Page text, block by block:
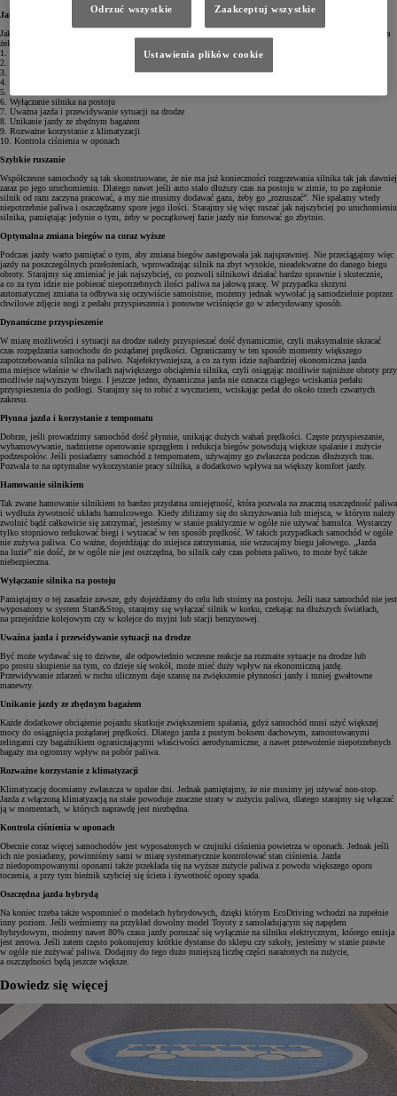
Jak oszczędniej jeździć samochodem?
Jak zatem nauczyć się EcoDrivingu i co trzeba robić, żeby ograniczyć zużycie paliwa? Poniżej podajemy kilka
żelaznych zasad, dzięki którym jazda samochodem na pewno stanie się dużo oszczędniejsza.
1. Szybkie ruszanie
2. Optymalna zmiana biegów na coraz wyższe
3. Dynamiczne przyspieszanie
4. Płynna jazda i korzystanie z tempomatu
5. Hamowanie silnikiem
6. Wyłączanie silnika na postoju
7. Uważna jazda i przewidywanie sytuacji na drodze
8. Unikanie jazdy ze zbędnym bagażem
9. Rozważne korzystanie z klimatyzacji
10. Kontrola ciśnienia w oponach
Szybkie ruszanie
Współczesne samochody są tak skonstruowane, że nie ma już konieczności rozgrzewania silnika tak jak dawniej
zaraz po jego uruchomieniu. Dlatego nawet jeśli auto stało dłuższy czas na postoju w zimie, to po zapłonie
silnik od razu zaczyna pracować, a my nie musimy dodawać gazu, żeby go „rozruszać”. Nie spalamy wtedy
niepotrzebnie paliwa i oszczędzamy spore jego ilości. Starajmy się więc ruszać jak najszybciej po uruchomieniu
silnika, pamiętając jedynie o tym, żeby w początkowej fazie jazdy nie forsować go zbytnio.
Optymalna zmiana biegów na coraz wyższe
Podczas jazdy warto pamiętać o tym, aby zmiana biegów następowała jak najsprawniej. Nie przeciągajmy więc
jazdy na poszczególnych przełożeniach, wprowadzając silnik na zbyt wysokie, nieadekwatne do danego biegu
obroty. Starajmy się zmieniać je jak najszybciej, co pozwoli silnikowi działać bardzo sprawnie i skutecznie,
a co za tym idzie nie pobierać niepotrzebnych ilości paliwa na jałową pracę. W przypadku skrzyni
automatycznej zmiana ta odbywa się oczywiście samoistnie, możemy jednak wywołać ją samodzielnie poprzez
chwilowe zdjęcie nogi z pedału przyspieszenia i ponowne wciśnięcie go w zdecydowany sposób.
Dynamiczne przyspieszenie
W miarę możliwości i sytuacji na drodze należy przyspieszać dość dynamicznie, czyli maksymalnie skracać
czas rozpędzania samochodu do pożądanej prędkości. Ograniczamy w ten sposób momenty większego
zapotrzebowania silnika na paliwo. Najefektywniejsza, a co za tym idzie najbardziej ekonomiczna jazda
ma miejsce właśnie w chwilach największego obciążenia silnika, czyli osiągając możliwie najniższe obroty przy
możliwie najwyższym biegu. I jeszcze jedno, dynamiczna jazda nie oznacza ciągłego wciskania pedału
przyspieszenia do podłogi. Starajmy się to robić z wyczuciem, wciskając pedał do około trzech czwartych
zakresu.
Płynna jazda i korzystanie z tempomatu
Dobrze, jeśli prowadzimy samochód dość płynnie, unikając dużych wahań prędkości. Częste przyspieszanie,
wyhamowywanie, nadmierne operowanie sprzęgłem i redukcja biegów powodują większe spalanie i zużycie
podzespołów. Jeśli posiadamy samochód z tempomatem, używajmy go zwłaszcza podczas dłuższych tras.
Pozwala to na optymalne wykorzystanie pracy silnika, a dodatkowo wpływa na większy komfort jazdy.
Hamowanie silnikiem
Tak zwane hamowanie silnikiem to bardzo przydatna umiejętność, która pozwala na znaczną oszczędność paliwa
i wydłuża żywotność układu hamulcowego. Kiedy zbliżamy się do skrzyżowania lub miejsca, w którym należy
zwolnić bądź całkowicie się zatrzymać, jesteśmy w stanie praktycznie w ogóle nie używać hamulca. Wystarczy
tylko stopniowo redukować biegi i wytracać w ten sposób prędkość. W takich przypadkach samochód w ogóle
nie zużywa paliwa. Co ważne, dojeżdżając do miejsca zatrzymania, nie wrzucajmy biegu jałowego. „Jazda
na luzie” nie dość, że w ogóle nie jest oszczędna, bo silnik cały czas pobiera paliwo, to może być także
niebezpieczna.
Wyłączanie silnika na postoju
Pamiętajmy o tej zasadzie zawsze, gdy dojeżdżamy do celu lub stoimy na postoju. Jeśli nasz samochód nie jest
wyposażony w system Start&Stop, starajmy się wyłączać silnik w korku, czekając na dłuższych światłach,
na przejeździe kolejowym czy w kolejce do myjni lub stacji benzynowej.
Uważna jazda i przewidywanie sytuacji na drodze
Być może wydawać się to dziwne, ale odpowiednio wczesne reakcje na rozmaite sytuacje na drodze lub
po prostu skupienie na tym, co dzieje się wokół, może mieć duży wpływ na ekonomiczną jazdę.
Przewidywanie zdarzeń w ruchu ulicznym daje szansę na zwiększenie płynności jazdy i mniej gwałtowne
manewry.
Unikanie jazdy ze zbędnym bagażem
Każde dodatkowe obciążenie pojazdu skutkuje zwiększeniem spalania, gdyż samochód musi użyć większej
mocy do osiągnięcia pożądanej prędkości. Dlatego jazda z pustym boksem dachowym, zamontowanymi
relingami czy bagażnikiem ograniczającymi właściwości aerodynamiczne, a nawet przewożenie niepotrzebnych
bagaży ma ogromny wpływ na pobór paliwa.
Rozważne korzystanie z klimatyzacji
Klimatyzację doceniamy zwłaszcza w upalne dni. Jednak pamiętajmy, że nie musimy jej używać non-stop.
Jazda z włączoną klimatyzacją na stałe powoduje znaczne straty w zużyciu paliwa, dlatego starajmy się włączać
ją w momentach, w których naprawdę jest niezbędna.
Kontrola ciśnienia w oponach
Obecnie coraz więcej samochodów jest wyposażonych w czujniki ciśnienia powietrza w oponach. Jednak jeśli
ich nie posiadamy, powinniśmy sami w miarę systematycznie kontrolować stan ciśnienia. Jazda
z niedopompowanymi oponami także przekłada się na wyższe zużycie paliwa z powodu większego oporu
toczenia, a przy tym bieżnik szybciej się ściera i żywotność opony spada.
Oszczędna jazda hybrydą
Na koniec trzeba także wspomnieć o modelach hybrydowych, dzięki którym EcoDriving wchodzi na zupełnie
inny poziom. Jeśli weźmiemy na przykład dowolny model Toyoty z samoładującym się napędem
hybrydowym, możemy nawet 80% czasu jazdy poruszać się wyłącznie na silniku elektrycznym, którego emisja
jest zerowa. Jeśli zatem często pokonujemy krótkie dystanse do sklepu czy szkoły, jesteśmy w stanie prawie
w ogóle nie zużywać paliwa. Dodajmy do tego dużo mniejszą liczbę części narażonych na zużycie,
a oszczędności będą jeszcze większe.
Dowiedz się więcej
Odrzuć wszystkie Zaakceptuj wszystkie
Ustawienia plików cookie